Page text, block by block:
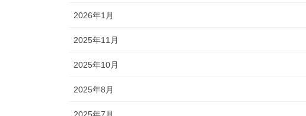
2026年1月
2025年11月
2025年10月
2025年8月